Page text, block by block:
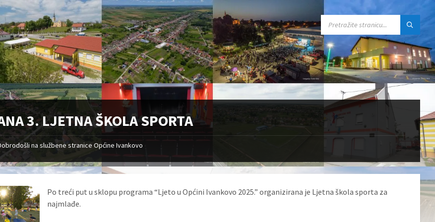
3. LJETNA ŠKOLA SPORTA
na službene stranice Općine Ivankovo
Po treći put u sklopu programa “Ljeto u Općini Ivankovo 2025.” organizirana je Ljetna škola sporta za
najmlađe.